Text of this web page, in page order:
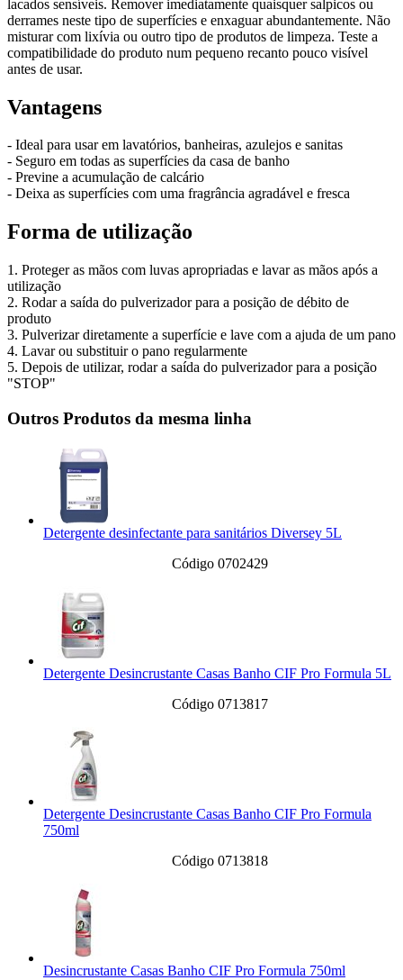
lacados sensíveis. Remover imediatamente quaisquer salpicos ou
derrames neste tipo de superfícies e enxaguar abundantemente. Não
misturar com lixívia ou outro tipo de produtos de limpeza. Teste a
compatibilidade do produto num pequeno recanto pouco visível
antes de usar.
Vantagens
- Ideal para usar em lavatórios, banheiras, azulejos e sanitas
- Seguro em todas as superfícies da casa de banho
- Previne a acumulação de calcário
- Deixa as superfícies com uma fragrância agradável e fresca
Forma de utilização
1. Proteger as mãos com luvas apropriadas e lavar as mãos após a
utilização
2. Rodar a saída do pulverizador para a posição de débito de
produto
3. Pulverizar diretamente a superfície e lave com a ajuda de um pano
4. Lavar ou substituir o pano regularmente
5. Depois de utilizar, rodar a saída do pulverizador para a posição
"STOP"
Outros Produtos da mesma linha
Detergente desinfectante para sanitários Diversey 5L
Código 0702429
Detergente Desincrustante Casas Banho CIF Pro Formula 5L
Código 0713817
Detergente Desincrustante Casas Banho CIF Pro Formula
750ml
Código 0713818
Desincrustante Casas Banho CIF Pro Formula 750ml